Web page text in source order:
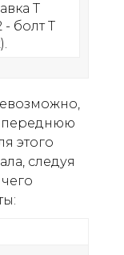
Т
- болт Т
переднюю
этого
следуя